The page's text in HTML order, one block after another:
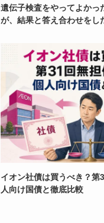
遺伝子検査をやってよかっ
が、結果と答え合わせをし
イオン社債は買うべき？第
人向け国債と徹底比較